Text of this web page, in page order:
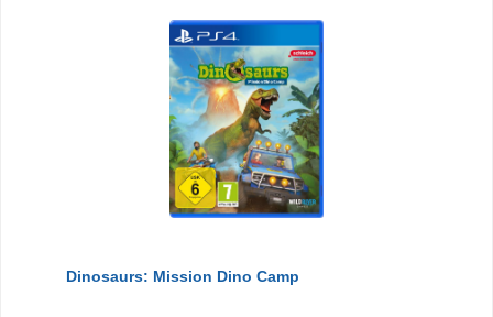
Dinosaurs: Mission Dino Camp